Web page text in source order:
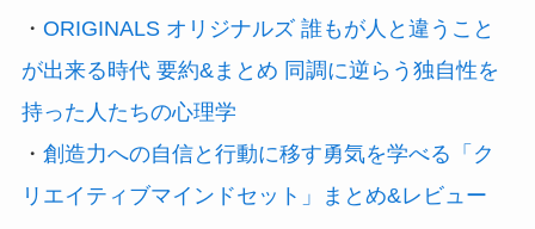
・ ORIGINALS オリジナルズ 誰もが人と違うこと
が出来る時代 要約&まとめ 同調に逆らう独自性を
持った人たちの心理学
・ 創造力への自信と行動に移す勇気を学べる「ク
リエイティブマインドセット」まとめ&レビュー